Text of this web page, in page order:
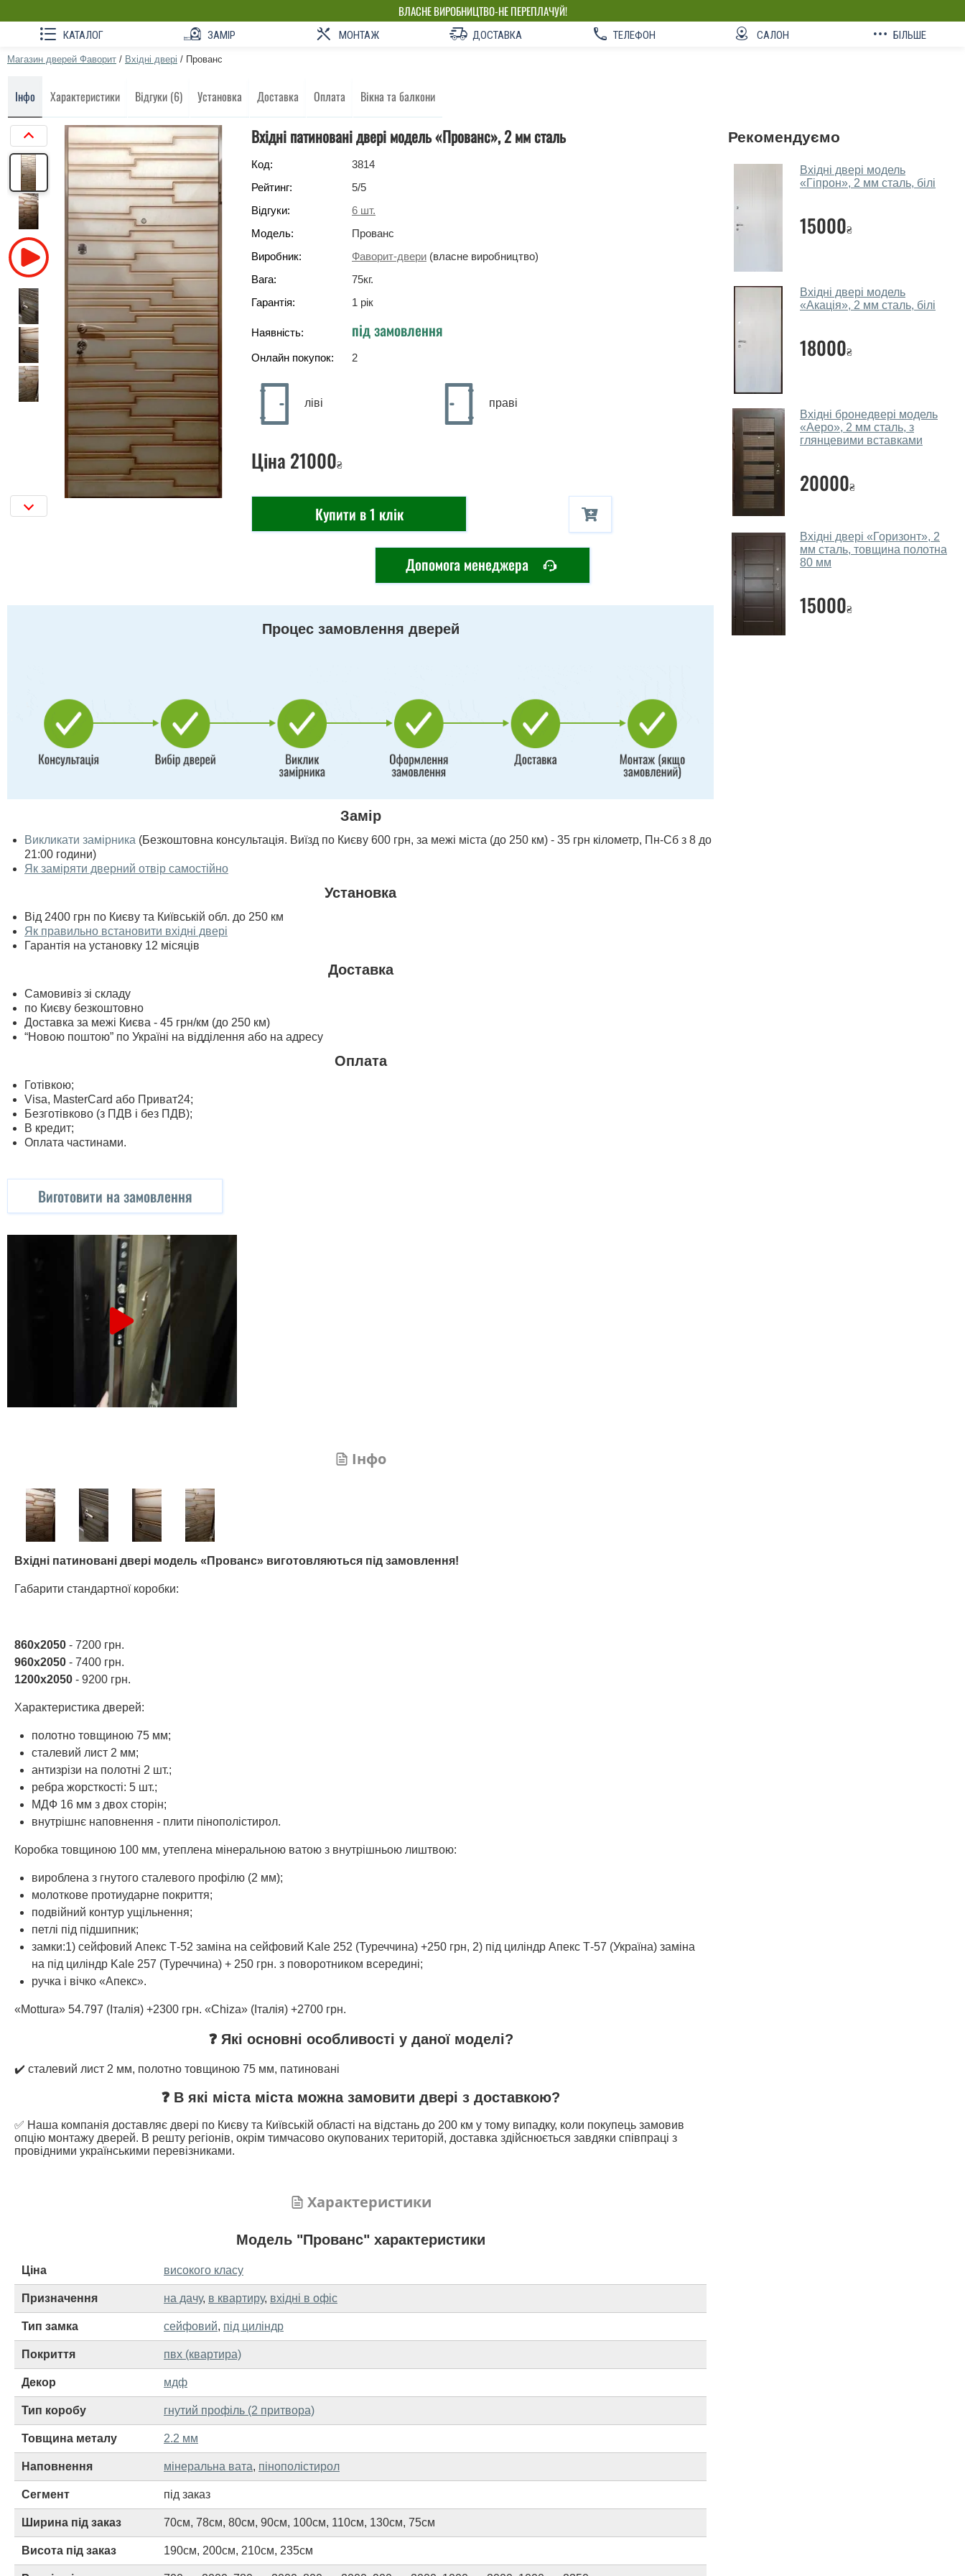
ВЛАСНЕ ВИРОБНИЦТВО-НЕ ПЕРЕПЛАЧУЙ!
КАТАЛОГ ЗАМІР МОНТАЖ ДОСТАВКА ТЕЛЕФОН САЛОН БІЛЬШЕ
Магазин дверей Фаворит / Вхідні двері / Прованс
Інфо Характеристики Відгуки (6) Установка Доставка Оплата Вікна та балкони
Вхідні патиновані двері модель «Прованс», 2 мм сталь
Код:
3814
Рейтинг:
5/5
Відгуки:
6 шт.
Модель:
Прованс
Виробник:
Фаворит-двери (власне виробництво)
Вага:
75кг.
Гарантія:
1 рік
Наявність: під замовлення
Онлайн покупок: 2
ліві праві
Ціна 21000₴
Купити в 1 клік
Допомога менеджера
Процес замовлення дверей
Замір
Викликати замірника (Безкоштовна консультація. Виїзд по Києву 600 грн, за межі міста (до 250 км) - 35 грн кілометр, Пн-Сб з 8 до
21:00 години)
Як заміряти дверний отвір самостійно
Установка
Від 2400 грн по Києву та Київській обл. до 250 км
Як правильно встановити вхідні двері
Гарантія на установку 12 місяців
Доставка
Самовивіз зі складу
по Києву безкоштовно
Доставка за межі Києва - 45 грн/км (до 250 км)
“Новою поштою” по Україні на відділення або на адресу
Оплата
Готівкою;
Visa, MasterСard або Приват24;
Безготівково (з ПДВ і без ПДВ);
В кредит;
Оплата частинами.
Виготовити на замовлення
Інфо
Вхідні патиновані двері модель «Прованс» виготовляються під замовлення!
Габарити стандартної коробки:
860х2050 - 7200 грн.
960х2050 - 7400 грн.
1200х2050 - 9200 грн.
Характеристика дверей:
полотно товщиною 75 мм;
сталевий лист 2 мм;
антизрізи на полотні 2 шт.;
ребра жорсткості: 5 шт.;
МДФ 16 мм з двох сторін;
внутрішнє наповнення - плити пінополістирол.
Коробка товщиною 100 мм, утеплена мінеральною ватою з внутрішньою лиштвою:
вироблена з гнутого сталевого профілю (2 мм);
молоткове протиударне покриття;
подвійний контур ущільнення;
петлі під підшипник;
замки:1) сейфовий Апекс Т-52 заміна на сейфовий Kale 252 (Туреччина) +250 грн, 2) під циліндр Апекс Т-57 (Україна) заміна
на під циліндр Kale 257 (Туреччина) + 250 грн. з поворотником всередині;
ручка і вічко «Апекс».
«Mottura» 54.797 (Італія) +2300 грн. «Chiza» (Італія) +2700 грн.
❓ Які основні особливості у даної моделі?
✔️ сталевий лист 2 мм, полотно товщиною 75 мм, патиновані
❓ В які міста міста можна замовити двері з доставкою?
✅ Наша компанія доставляє двері по Києву та Київській області на відстань до 200 км у тому випадку, коли покупець замовив
опцію монтажу дверей. В решту регіонів, окрім тимчасово окупованих територій, доставка здійснюється завдяки співпраці з
провідними українськими перевізниками.
Характеристики
Модель "Прованс" характеристики
Ціна високого класу
Призначення на дачу, в квартиру, вхідні в офіс
Тип замка сейфовий, під циліндр
Покриття пвх (квартира)
Декор мдф
Тип коробу гнутий профіль (2 притвора)
Товщина металу 2.2 мм
Наповнення мінеральна вата, пінополістирол
Сегмент під заказ
Ширина під заказ 70см, 78см, 80см, 90см, 100см, 110см, 130см, 75см
Висота під заказ 190см, 200см, 210см, 235см
Рекомендуємо
Вхідні двері модель
«Гіпрон», 2 мм сталь, білі
15000₴
Вхідні двері модель
«Акація», 2 мм сталь, білі
18000₴
Вхідні бронедвері модель
«Аеро», 2 мм сталь, з
глянцевими вставками
20000₴
Вхідні двері «Горизонт», 2
мм сталь, товщина полотна
80 мм
15000₴